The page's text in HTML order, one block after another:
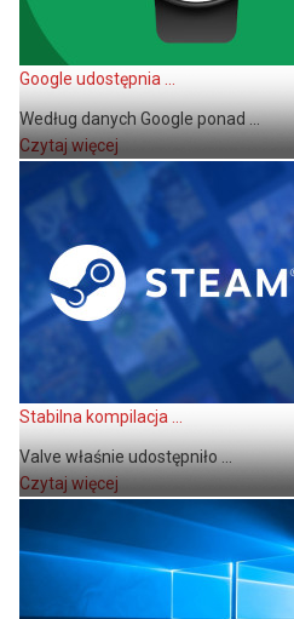
Google udostępnia ...
Według danych Google ponad ...
Czytaj więcej
Stabilna kompilacja ...
Valve właśnie udostępniło ...
Czytaj więcej